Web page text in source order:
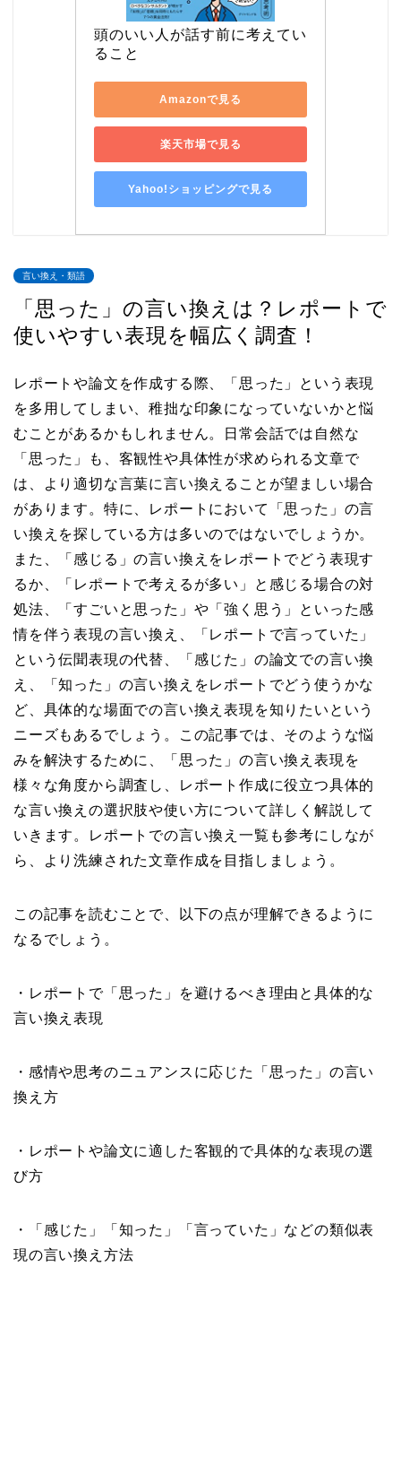
頭のいい人が話す前に考えてい
ること
Amazonで見る
楽天市場で見る
Yahoo!ショッピングで見る
言い換え・類語
「思った」の言い換えは？レポートで
使いやすい表現を幅広く調査！
レポートや論文を作成する際、「思った」という表現
を多用してしまい、稚拙な印象になっていないかと悩
むことがあるかもしれません。日常会話では自然な
「思った」も、客観性や具体性が求められる文章で
は、より適切な言葉に言い換えることが望ましい場合
があります。特に、レポートにおいて「思った」の言
い換えを探している方は多いのではないでしょうか。
また、「感じる」の言い換えをレポートでどう表現す
るか、「レポートで考えるが多い」と感じる場合の対
処法、「すごいと思った」や「強く思う」といった感
情を伴う表現の言い換え、「レポートで言っていた」
という伝聞表現の代替、「感じた」の論文での言い換
え、「知った」の言い換えをレポートでどう使うかな
ど、具体的な場面での言い換え表現を知りたいという
ニーズもあるでしょう。この記事では、そのような悩
みを解決するために、「思った」の言い換え表現を
様々な角度から調査し、レポート作成に役立つ具体的
な言い換えの選択肢や使い方について詳しく解説して
いきます。レポートでの言い換え一覧も参考にしなが
ら、より洗練された文章作成を目指しましょう。
この記事を読むことで、以下の点が理解できるように
なるでしょう。
・レポートで「思った」を避けるべき理由と具体的な
言い換え表現
・感情や思考のニュアンスに応じた「思った」の言い
換え方
・レポートや論文に適した客観的で具体的な表現の選
び方
・「感じた」「知った」「言っていた」などの類似表
現の言い換え方法